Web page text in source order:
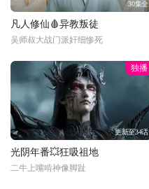
30集全
凡人修仙🩸异教叛徒
吴师叔大战门派奸细惨死
独播
更新至34话
光阴年番💥狂吸祖地
二牛上嘴啃神像脚趾